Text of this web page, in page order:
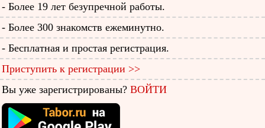
- Более 19 лет безупречной работы.
- Более 300 знакомств ежеминутно.
- Бесплатная и простая регистрация.
Приступить к регистрации >>
Вы уже зарегистрированы? ВОЙТИ